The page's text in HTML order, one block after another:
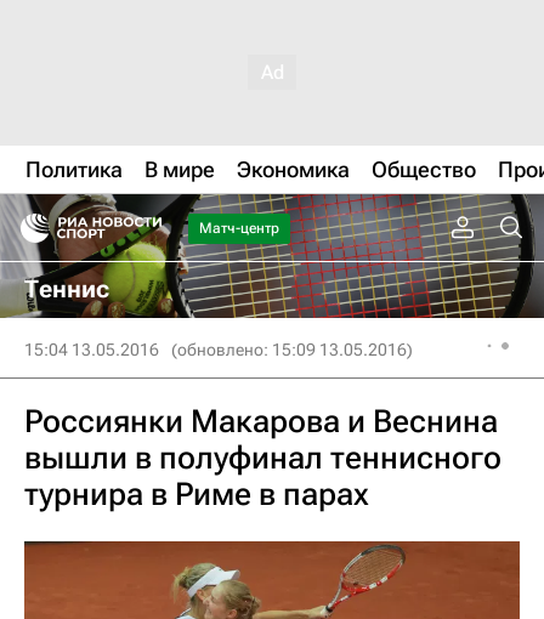
Политика В мире Экономика Общество
Матч-центр
Теннис
15:04 13.05.2016 (обновлено: 15:09 13.05.2016)
Россиянки Макарова и Веснина
вышли в полуфинал теннисного
турнира в Риме в парах